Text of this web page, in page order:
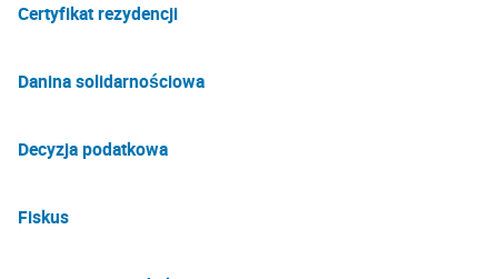
Certyfikat rezydencji
Danina solidarnościowa
Decyzja podatkowa
Fiskus